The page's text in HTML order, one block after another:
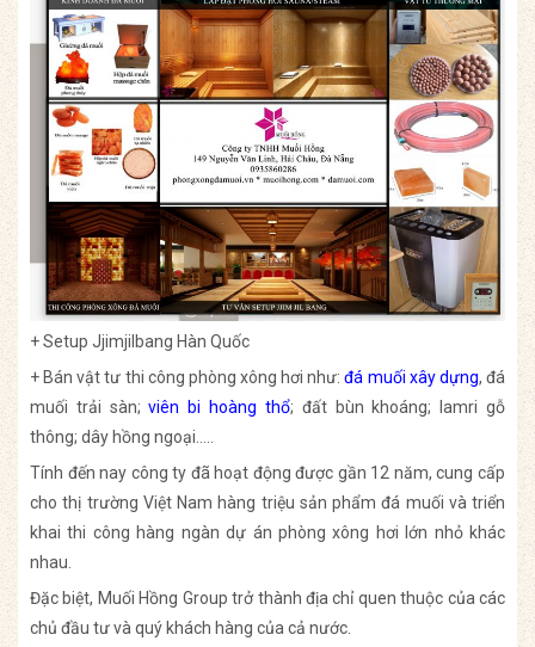
+ Setup Jjimjilbang Hàn Quốc
+ Bán vật tư thi công phòng xông hơi như:đá muối xây dựng, đá
muối trải sàn;viên bi hoàng thổ; đất bùn khoáng; lamri gỗ
thông; dây hồng ngoại…..
Tính đến nay công ty đã hoạt động được gần 12 năm, cung cấp
cho thị trường Việt Nam hàng triệu sản phẩm đá muối và triển
khai thi công hàng ngàn dự án phòng xông hơi lớn nhỏ khác
nhau.
Đặc biệt, Muối Hồng Group trở thành địa chỉ quen thuộc của các
chủ đầu tư và quý khách hàng của cả nước.